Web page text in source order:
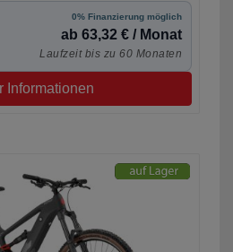
0% Finanzierung möglich
ab 63,32 € / Monat
Laufzeit bis zu 60 Monaten
Informationen